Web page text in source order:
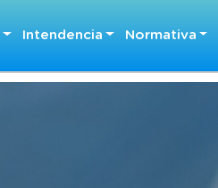
Intendencia Normativa